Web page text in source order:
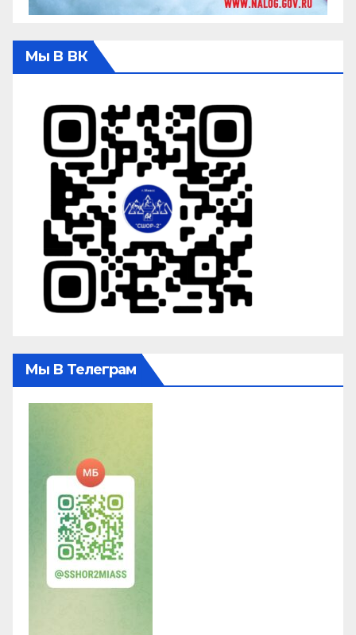
Мы В ВК
Мы В Телеграм